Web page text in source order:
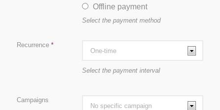
Offline payment
Select the payment method
Recurrence *
Select the payment interval
Campaigns